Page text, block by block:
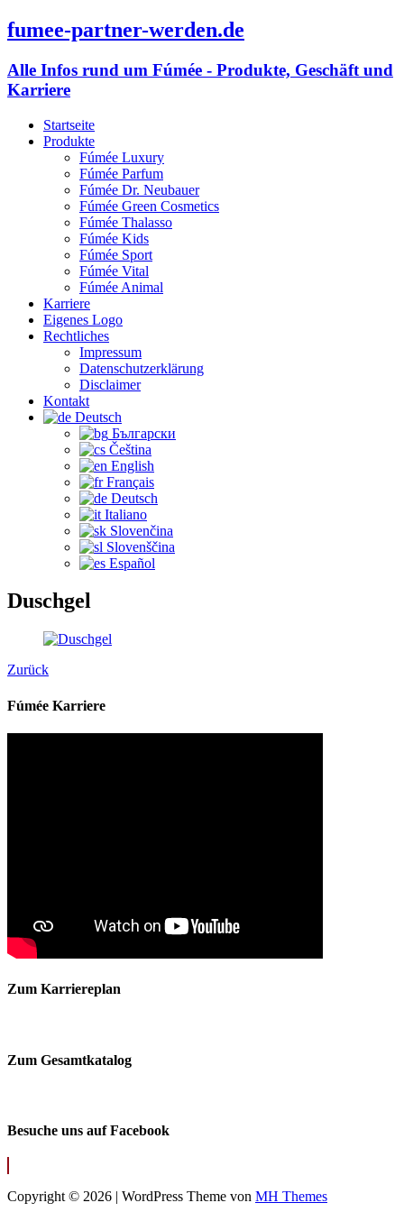
fumee-partner-werden.de
Alle Infos rund um Fúmée - Produkte, Geschäft und
Karriere
Startseite
Produkte
Fúmée Luxury
Fúmée Parfum
Fúmée Dr. Neubauer
Fúmée Green Cosmetics
Fúmée Thalasso
Fúmée Kids
Fúmée Sport
Fúmée Vital
Fúmée Animal
Karriere
Eigenes Logo
Rechtliches
Impressum
Datenschutzerklärung
Disclaimer
Kontakt
Deutsch
Български
Čeština‎
English
Français
Deutsch
Italiano
Slovenčina
Slovenščina
Español
Duschgel
Zurück
Fúmée Karriere
Zum Karriereplan
Zum Gesamtkatalog
Besuche uns auf Facebook
Copyright © 2026 | WordPress Theme von MH Themes